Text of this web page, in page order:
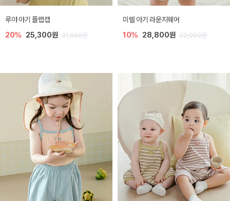
루야 아기 플랩캡
20% 25,300원 31,600원
미렐 아기 라운지웨어
10% 28,800원 32,000원